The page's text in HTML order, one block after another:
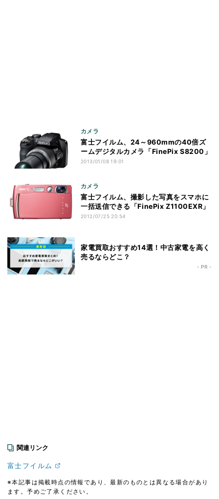
カメラ
富士フイルム、24～960mmの40倍ズ
ームデジタルカメラ「FinePix S8200」
2013/01/08 19:01
カメラ
富士フイルム、撮影した写真をスマホに
一括送信できる「FinePix Z1100EXR」
2012/07/25 20:54
家電買取おすすめ14選！中古家電を高く
売るならどこ？
- PR -
関連リンク
富士フイルム
※本記事は掲載時点の情報であり、最新のものとは異なる場合があり
ます。予めご了承ください。